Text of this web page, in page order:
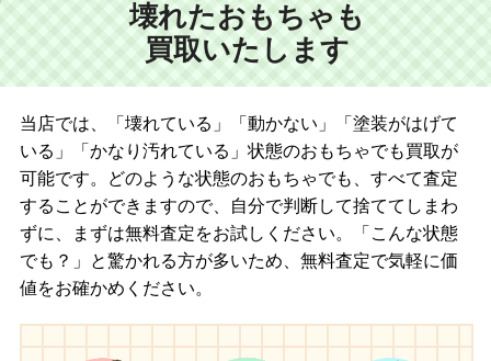
壊れたおもちゃも
買取いたします
当店では、「壊れている」「動かない」「塗装がはげて
いる」「かなり汚れている」状態のおもちゃでも買取が
可能です。どのような状態のおもちゃでも、すべて査定
することができますので、自分で判断して捨ててしまわ
ずに、まずは無料査定をお試しください。「こんな状態
でも？」と驚かれる方が多いため、無料査定で気軽に価
値をお確かめください。